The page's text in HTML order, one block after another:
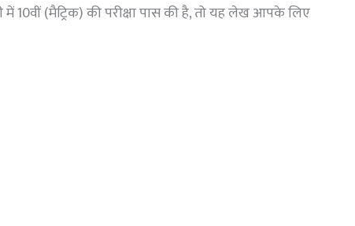
10वीं (मैट्रिक) की परीक्षा पास की है, तो यह लेख आपके लिए